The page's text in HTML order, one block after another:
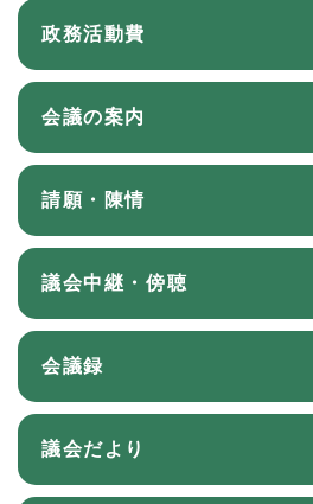
政務活動費
会議の案内
請願・陳情
議会中継・傍聴
会議録
議会だより